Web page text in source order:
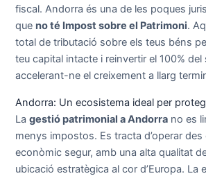
fiscal. Andorra és una de les poques
que no té Impost sobre el Patrimoni.
total de tributació sobre els teus béns
teu capital intacte i reinvertir el 100% del
accelerant-ne el creixement a llarg
Andorra: Un ecosistema ideal per
Lagestió patrimonial a Andorra no es
menys impostos. Es tracta d’operar des
econòmic segur, amb una alta qualitat
ubicació estratègica al cor d’Europa. La